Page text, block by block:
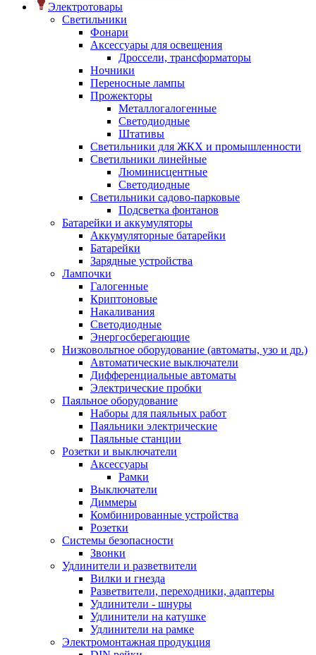
Электротовары
Светильники
Фонари
Аксессуары для освещения
Дроссели, трансформаторы
Ночники
Переносные лампы
Прожекторы
Металлогалогенные
Светодиодные
Штативы
Светильники для ЖКХ и промышленности
Светильники линейные
Люминисцентные
Светодиодные
Светильники садово-парковые
Подсветка фонтанов
Батарейки и аккумуляторы
Аккумуляторные батарейки
Батарейки
Зарядные устройства
Лампочки
Галогенные
Криптоновые
Накаливания
Светодиодные
Энергосберегающие
Низковольтное оборудование (автоматы, узо и др.)
Автоматические выключатели
Дифференциальные автоматы
Электрические пробки
Паяльное оборудование
Наборы для паяльных работ
Паяльники электрические
Паяльные станции
Розетки и выключатели
Аксессуары
Рамки
Выключатели
Диммеры
Комбинированные устройства
Розетки
Системы безопасности
Звонки
Удлинители и разветвители
Вилки и гнезда
Разветвители, переходники, адаптеры
Удлинители - шнуры
Удлинители на катушке
Удлинители на рамке
Электромонтажная продукция